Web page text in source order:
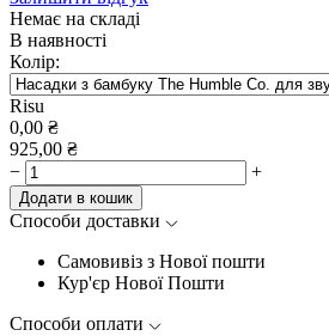
Немає на складі
В наявності
Колір:
Risu
0,00 ₴
925,00 ₴
−
+
Додати в кошик
Способи доставки
Самовивіз з Нової пошти
Кур'єр Нової Пошти
Способи оплати